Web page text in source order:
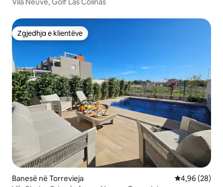
Vila Neuve, Golf Las Colinas
Zgjedhja e klientëve
Zgjedhja e klientëve
Banesë në Torrevieja Vlerësimi
4,96 (28)